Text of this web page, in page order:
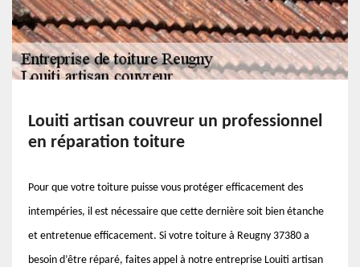
Louiti artisan couvreur un professionnel
en réparation toiture
Pour que votre toiture puisse vous protéger efficacement des
intempéries, il est nécessaire que cette dernière soit bien étanche
et entretenue efficacement. Si votre toiture à Reugny 37380 a
besoin d’être réparé, faites appel à notre entreprise Louiti artisan